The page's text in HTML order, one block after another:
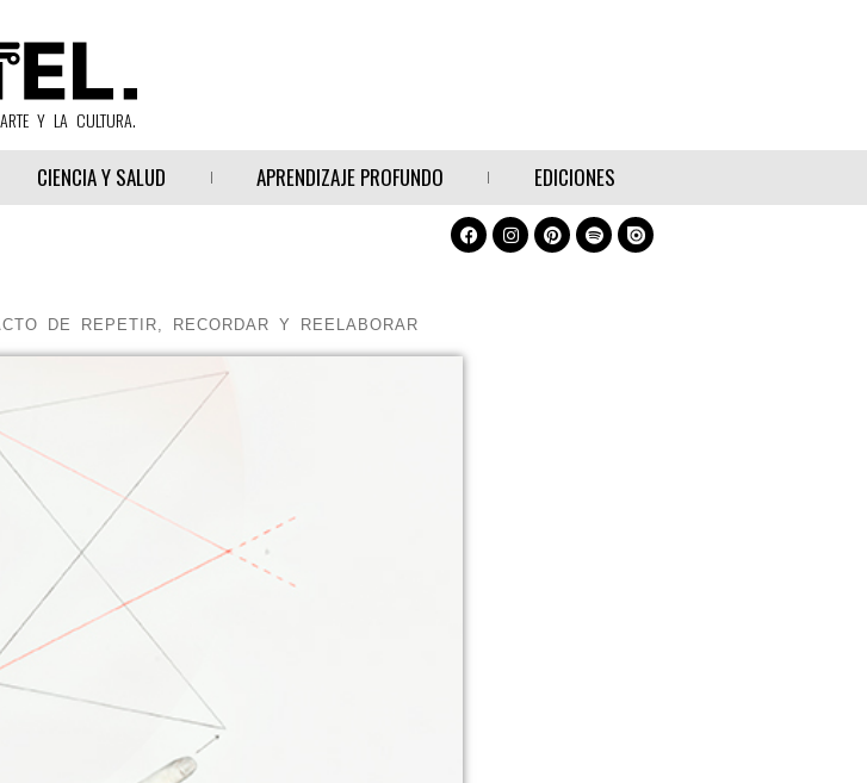
Y LA CULTURA.
CIENCIA Y SALUD APRENDIZAJE PROFUNDO EDICIONES
DE REPETIR, RECORDAR Y REELABORAR